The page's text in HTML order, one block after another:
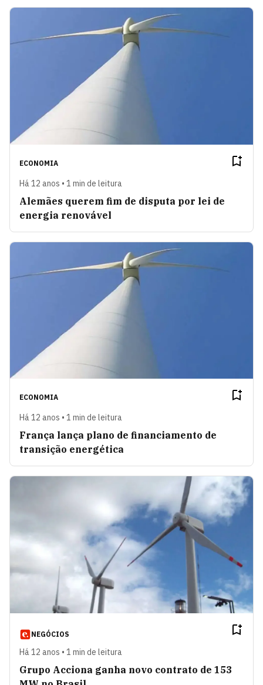
ECONOMIA
Há 12 anos • 1 min de leitura
Alemães querem fim de disputa por lei de
energia renovável
ECONOMIA
Há 12 anos • 1 min de leitura
França lança plano de financiamento de
transição energética
NEGÓCIOS
Há 12 anos • 1 min de leitura
Grupo Acciona ganha novo contrato de 153